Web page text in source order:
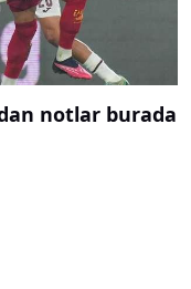
notlar burada